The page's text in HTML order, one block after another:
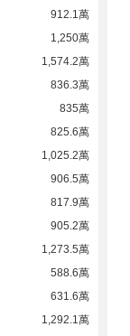
912.1萬
1,250萬
1,574.2萬
836.3萬
835萬
825.6萬
1,025.2萬
906.5萬
817.9萬
905.2萬
1,273.5萬
588.6萬
631.6萬
1,292.1萬